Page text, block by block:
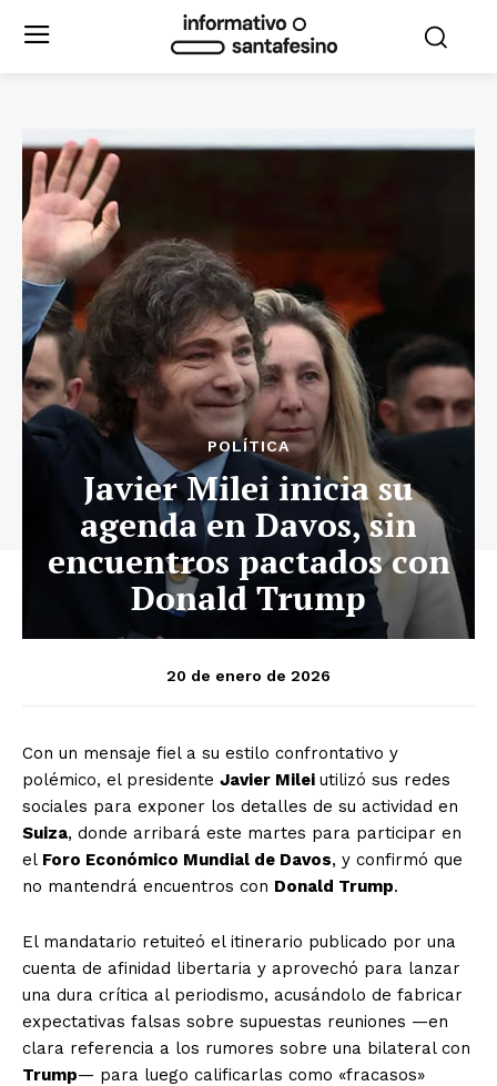
POLÍTICA
Javier Milei inicia su
agenda en Davos, sin
encuentros pactados con
Donald Trump
20 de enero de 2026
Con un mensaje fiel a su estilo confrontativo y
polémico, el presidente Javier Milei utilizó sus redes
sociales para exponer los detalles de su actividad en
Suiza, donde arribará este martes para participar en
el Foro Económico Mundial de Davos, y confirmó que
no mantendrá encuentros con Donald Trump.
El mandatario retuiteó el itinerario publicado por una
cuenta de afinidad libertaria y aprovechó para lanzar
una dura crítica al periodismo, acusándolo de fabricar
expectativas falsas sobre supuestas reuniones —en
clara referencia a los rumores sobre una bilateral con
Trump— para luego calificarlas como «fracasos»